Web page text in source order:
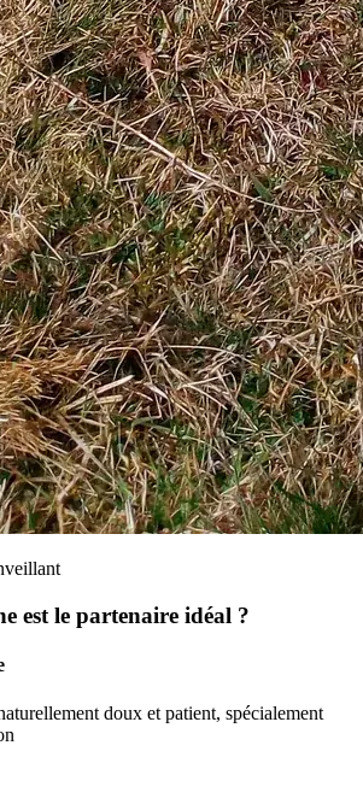
est le partenaire idéal ?
doux et patient, spécialement